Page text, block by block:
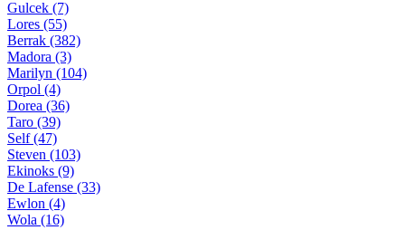
Gulcek (7)
Lores (55)
Berrak (382)
Madora (3)
Marilyn (104)
Orpol (4)
Dorea (36)
Taro (39)
Self (47)
Steven (103)
Ekinoks (9)
De Lafense (33)
Ewlon (4)
Wola (16)